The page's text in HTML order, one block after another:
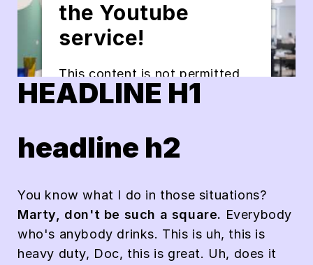
the Youtube
service!
This content is not permitted
to load due to trackers that
setup the site with their CMP
of technologies used.
Powered byUsercentrics Consent
Management Platform
HEADLINE H1
headline h2
You know what I do in those situations?
Marty, don't be such a square. Everybody
who's anybody drinks. This is uh, this is
heavy duty, Doc, this is great. Uh, does it